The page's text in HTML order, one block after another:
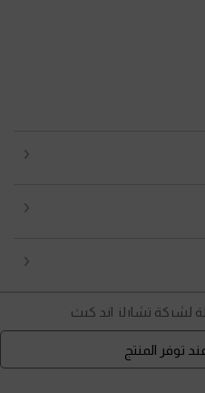
توفر المنتج
تشارلز اند كيث